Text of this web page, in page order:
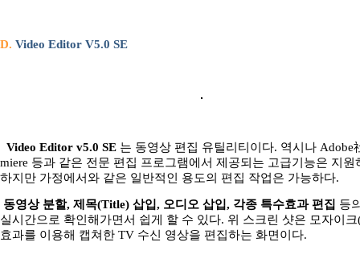
D. Video Editor V5.0 SE
Video Editor v5.0 SE 는 동영상 편집 유틸리티이다. 역시나 Adobe
miere 등과 같은 전문 편집 프로그램에서 제공되는 고급기능은 지원
하지만 가정에서와 같은 일반적인 용도의 편집 작업은 가능하다.
동영상 분할, 제목(Title) 삽입, 오디오 삽입, 각종 특수효과 편집 등
실시간으로 확인해가면서 쉽게 할 수 있다. 위 스크린 샷은 모자이크
효과를 이용해 캡쳐한 TV 수신 영상을 편집하는 화면이다.